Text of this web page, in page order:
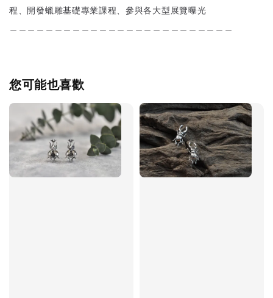
程、開發蠟雕基礎專業課程、參與各大型展覽曝光
您可能也喜歡